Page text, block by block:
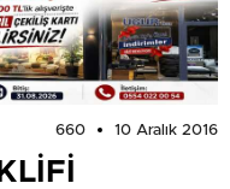
660 10 Aralık 2016